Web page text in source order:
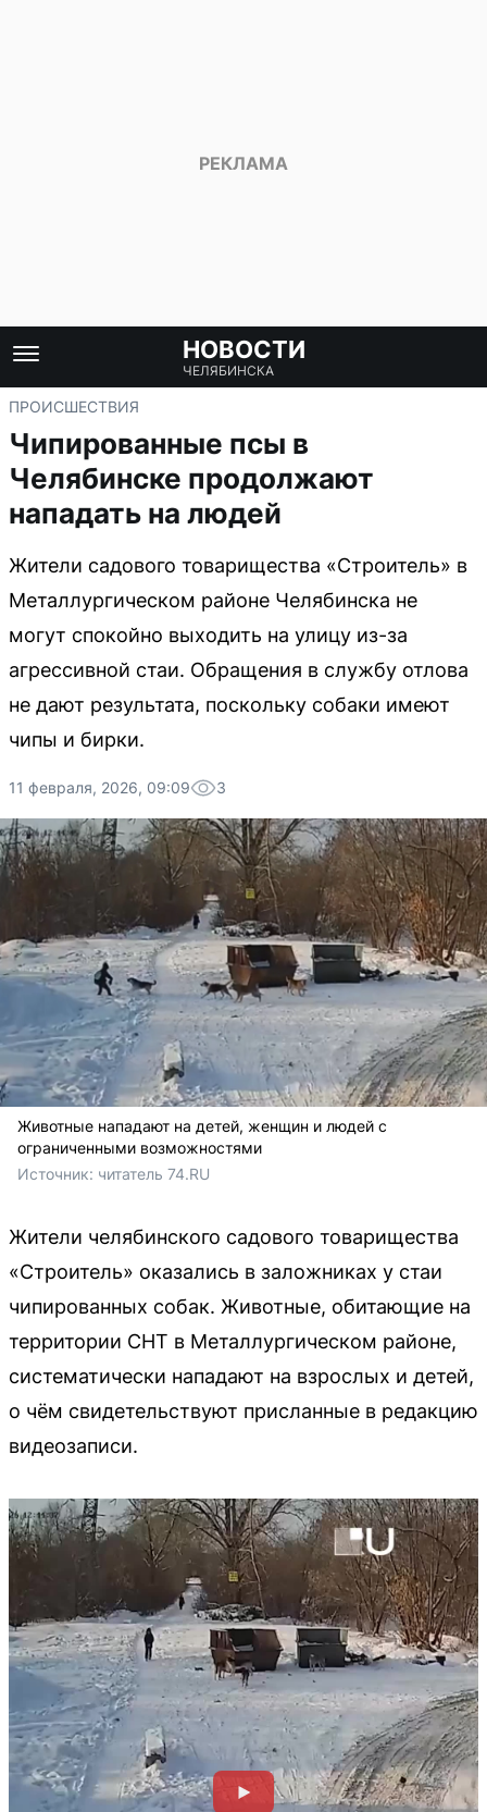
НОВОСТИ
ЧЕЛЯБИНСКА
ПРОИСШЕСТВИЯ
Чипированные псы в
Челябинске продолжают
нападать на людей
Жители садового товарищества «Строитель» в
Металлургическом районе Челябинска не
могут спокойно выходить на улицу из-за
агрессивной стаи. Обращения в службу отлова
не дают результата, поскольку собаки имеют
чипы и бирки.
11 февраля, 2026, 09:09 3
Животные нападают на детей, женщин и людей с
ограниченными возможностями
Источник: читатель 74.RU
Жители челябинского садового товарищества
«Строитель» оказались в заложниках у стаи
чипированных собак. Животные, обитающие на
территории СНТ в Металлургическом районе,
систематически нападают на взрослых и детей,
о чём свидетельствуют присланные в редакцию
видеозаписи.